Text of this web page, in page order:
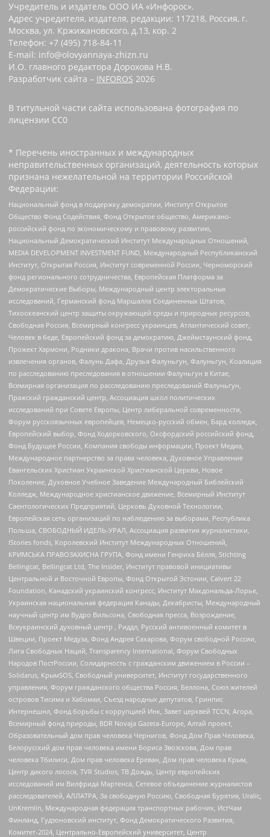
Учредитель и издатель ООО ИА «Инфорос».
Адрес учредителя, издателя, редакции: 117218, Россия, г.
Москва, ул. Кржижановского, д.13, кор. 2
Телефон: +7 (495) 718-84-11
E-mail: info@olovyannaya-zhizn.ru
И.О. главного редактора Дорохова Н.В.
Разработчик сайта – INFOROS 2026
В титульной части сайта использована фотография по
лицензии CC0 ‌
* Перечень иностранных и международных
неправительственных организаций, деятельность которых
признана нежелательной на территории Российской
Федерации:
Национальный фонд в поддержку демократии, Институт Открытое
Общество Фонд Содействия, Фонд Открытое общество, Американо-
российский фонд по экономическому и правовому развитию,
Национальный Демократический Институт Международных Отношений,
MEDIA DEVELOPMENT INVESTMENT FUND, Международный Республиканский
Институт, Открытая Россия, Институт современной России, Черноморский
фонд регионального сотрудничества, Европейская Платформа за
Демократические Выборы, Международный центр электоральных
исследований, Германский фонд Маршалла Соединенных Штатов,
Тихоокеанский центр защиты окружающей среды и природных ресурсов,
Свободная Россия, Всемирный конгресс украинцев, Атлантический совет,
Человек в беде, Европейский фонд за демократию, Джеймстаунский фонд,
Прожект Хармони, Родники дракона, Врачи против насильственного
извлечения органов, Фалунь Дафа, Друзья Фалуньгун, Фалуньгун, Коалиция
по расследованию преследования в отношении Фалуньгун в Китае,
Всемирная организация по расследованию преследований Фалуньгун,
Пражский гражданский центр, Ассоциация школ политических
исследований при Совете Европы, Центр либеральной современности,
Форум русскоязычных европейцев, Немецко-русский обмен, Бард колледж,
Европейский выбор, Фонд Ходорковского, Оксфордский российский фонд,
Фонд Будущее России, Компания свободы информации, Проект Медиа,
Международное партнерство за права человека, Духовное Управление
Евангельских Христиан Украинской Христианской Церкви, Новое
Поколение, Духовное Учебное Заведение Международный Библейский
Колледж, Международное христианское движение, Всемирный Институт
Саентологических Предприятий, Церковь Духовной Технологии,
Европейская сеть организаций по наблюдению за выборами, Республика
Польша, СВОБОДНЫЙ ИДЕЛЬ-УРАЛ, Ассоциация развития журналистики,
IStories fonds, Королевский Институт Международных Отношений,
КРИМСЬКА ПРАВОЗАХИСНА ГРУПА, Фонд имени Генриха Бёлля, Stichting
Bellingcat, Bellingcat Ltd, The Insider, Институт правовой инициативы
Центральной и Восточной Европы, Фонд Открытой Эстонии, Calvert 22
Foundation, Канадский украинский конгресс, Институт Макдональда-Лорье,
Украинская национальная федерация Канады, Декабристы, Международный
научный центр им Вудро Вильсона, Свободная пресса, Возрождение,
Всеукраинский духовный центр , Риддл, Русский антивоенный комитет в
Швеции, Проект Медуза, Фонд Андрея Сахарова, Форум свободной России,
Лига Свободных Наций, Transparеncy International, Форум Свободных
Народов ПостРоссии, Солидарность с гражданским движением в России –
Solidarus, КрымSOS, Свободный университет, Институт государственного
управления, Форум гражданского общества Россия, Беллона, Союз жителей
островов Тисима и Хабомаи, Съезд народных депутатов, Гринпис
Интернешнл, Фонд борьбы с коррупцией Инк, Завет церквей TCCN, Агора,
Всемирный фонд природы, BDR Novaja Gazeta-Europe, Алтай проект,
Образовательный дом прав человека Чернигов, Фонд Дом Прав Человека,
Белорусский дом прав человека имени Бориса Звозскова, Дом прав
человека Тбилиси, Дом прав человека Ереван, Дом прав человека Крым,
Центр дикого лосося, TVR Studios, ТВ Дождь, Центр европейских
исследований им Вилфрида Мартенса, Сетевое объединение журналистов
расследователей, АЛЛАТРА, За свободную Россию, Свободная Бурятия, Uralic,
UnKremlin, Международная федерация транспортных рабочих, ИстЧам
Финланд, Гудзоновский институт, Фонд Демократического Развития,
Комитет-2024, Центрально-Европейский университет, Центр